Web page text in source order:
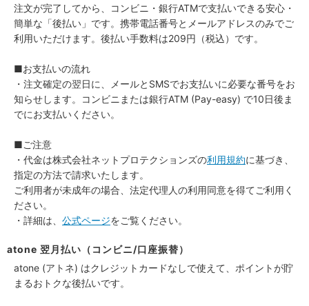
注文が完了してから、コンビニ・銀行ATMで支払いできる安心・
簡単な「後払い」です。携帯電話番号とメールアドレスのみでご
利用いただけます。後払い手数料は209円（税込）です。
■お支払いの流れ
・注文確定の翌日に、メールとSMSでお支払いに必要な番号をお
知らせします。コンビニまたは銀行ATM (Pay-easy) で10日後ま
でにお支払いください。
■ご注意
・代金は株式会社ネットプロテクションズの利用規約に基づき、
指定の方法で請求いたします。
ご利用者が未成年の場合、法定代理人の利用同意を得てご利用く
ださい。
・詳細は、 公式ページをご覧ください。
atone 翌月払い（コンビニ/口座振替）
atone (アトネ) はクレジットカードなしで使えて、ポイントが貯
まるおトクな後払いです。